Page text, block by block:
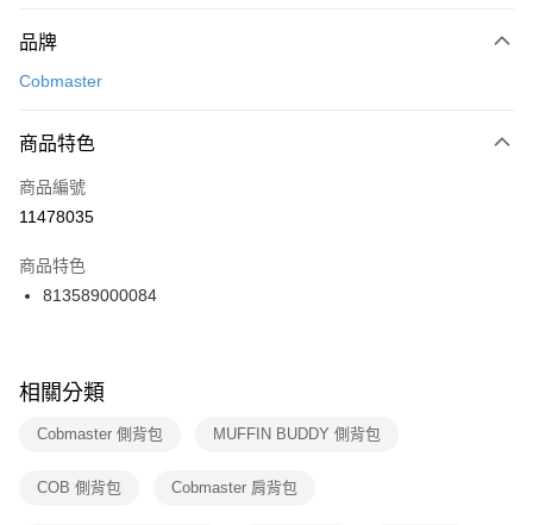
台灣樂天信用卡公司
【關於「AFTEE先享後付」】
便利好安心！
３．安心：先確認商品／服務後，再付款。
【「AFTEE先享後付」結帳流程】
１．於結帳方式選擇「AFTEE先享後付」後，將跳轉至「AFTEE先享後付」
２．訂單成立數日內，您將收到繳費通知簡訊。
３．收到繳費通知簡訊後14天內，點擊此簡訊中的連結，可透過四大超商／
ATM／網路銀行／等多元方式進行付款，方視為交易完成。
※ 交易是否成功請以「AFTEE先享後付 」之結帳頁面顯示為準，若有關於
是否繳費成功／繳費後需取消欲退款等相關疑問，請聯繫「AFTEE先享後付
客戶支援中心」https://netprotections.freshdesk.com/support/home
１．透過由恩沛科技股份有限公司提供之「AFTEE先享後付」服務完成之交
運送方式
每筆NT$100，滿NT$1,500(含以上)免運費
宅配
每筆NT$100，滿NT$1,500(含以上)免運費
付款後門市自取
每筆NT$100，滿NT$1,500(含以上)免運費
品牌
Cobmaster
商品特色
商品編號
11478035
商品特色
813589000084
相關分類
Cobmaster 側背包 MUFFIN BUDDY 側背包
COB 側背包 Cobmaster 肩背包